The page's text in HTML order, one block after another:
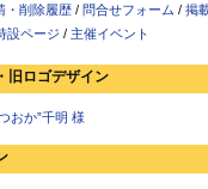
・削除履歴 / 問合せフォーム / 掲
設ページ / 主催イベント
旧ロゴデザイン
おか”千明 様